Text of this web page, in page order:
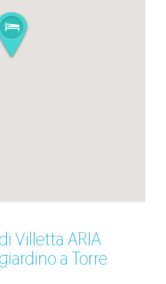
Villetta ARIA
a Torre